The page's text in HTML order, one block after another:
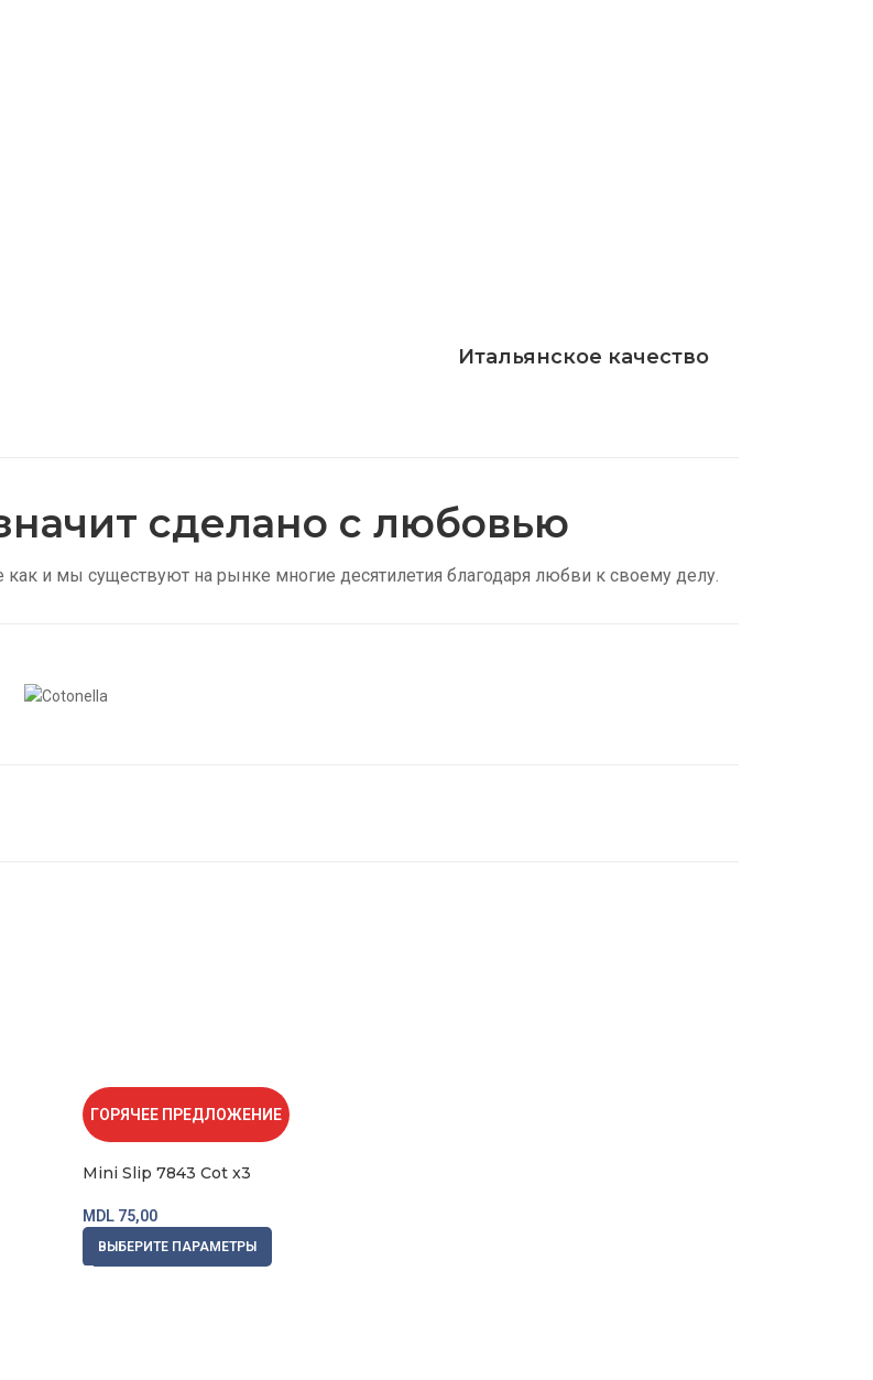
Итальянское качество
сделано с любовью
и мы существуют на рынке многие десятилетия благодаря любви к своему делу.
ГОРЯЧЕЕ ПРЕДЛОЖЕНИЕ
Mini Slip 7843 Cot x3
MDL 75,00
ВЫБЕРИТЕ ПАРАМЕТРЫ